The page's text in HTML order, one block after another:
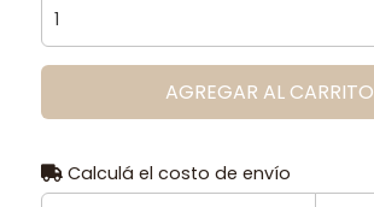
AGREGAR AL CARRITO
Calculá el costo de envío